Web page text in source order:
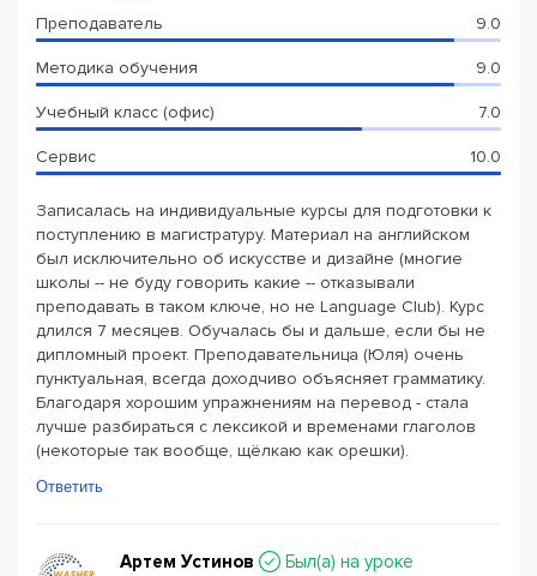
Преподаватель 9.0
Методика обучения 9.0
Учебный класс (офис) 7.0
Сервис 10.0
Записалась на индивидуальные курсы для подготовки к
поступлению в магистратуру. Материал на английском
был исключительно об искусстве и дизайне (многие
школы -- не буду говорить какие -- отказывали
преподавать в таком ключе, но не Language Club). Курс
длился 7 месяцев. Обучалась бы и дальше, если бы не
дипломный проект. Преподавательница (Юля) очень
пунктуальная, всегда доходчиво объясняет грамматику.
Благодаря хорошим упражнениям на перевод - стала
лучше разбираться с лексикой и временами глаголов
(некоторые так вообще, щёлкаю как орешки).
Ответить
Артем Устинов Был(a) на уроке